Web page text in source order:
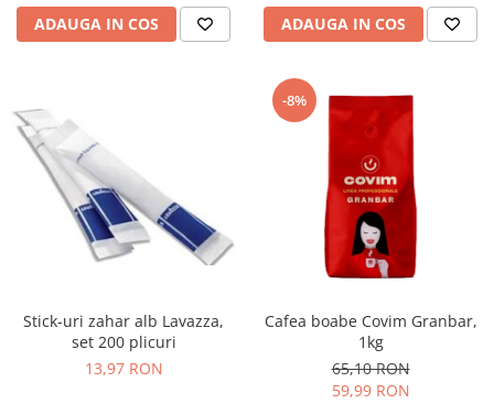
ADAUGA IN COS ADAUGA IN COS
Stick-uri zahar alb Lavazza,
set 200 plicuri
13,97 RON
-8%
Cafea boabe Covim Granbar,
1kg
65,10 RON
59,99 RON